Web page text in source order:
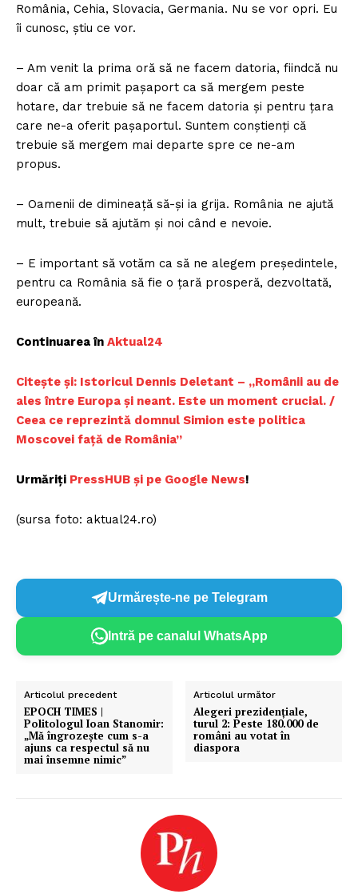
România, Cehia, Slovacia, Germania. Nu se vor opri. Eu
îi cunosc, știu ce vor.
– Am venit la prima oră să ne facem datoria, fiindcă nu
doar că am primit pașaport ca să mergem peste
hotare, dar trebuie să ne facem datoria și pentru țara
care ne-a oferit pașaportul. Suntem conștienți că
trebuie să mergem mai departe spre ce ne-am
propus.
– Oamenii de dimineață să-și ia grija. România ne ajută
mult, trebuie să ajutăm și noi când e nevoie.
– E important să votăm ca să ne alegem președintele,
pentru ca România să fie o țară prosperă, dezvoltată,
europeană.
Continuarea în Aktual24
Citește și: Istoricul Dennis Deletant – „Românii au de
ales între Europa şi neant. Este un moment crucial. /
Ceea ce reprezintă domnul Simion este politica
Moscovei față de România”
Urmăriți PressHUB și pe Google News!
(sursa foto: aktual24.ro)
Urmărește-ne pe Telegram
Intră pe canalul WhatsApp
Articolul precedent
EPOCH TIMES |
Politologul Ioan Stanomir:
„Mă îngrozeşte cum s-a
ajuns ca respectul să nu
mai însemne nimic”
Articolul următor
Alegeri prezidențiale,
turul 2: Peste 180.000 de
români au votat în
diaspora